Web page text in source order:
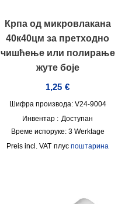
Крпа од микровлакана
40к40цм за претходно
чишћење или полирање
жуте боје
1,25 €
Шифра производа: V24-9004
Инвентар : Доступан
Време испоруке: 3 Werktage
incl. VAT плус поштарина